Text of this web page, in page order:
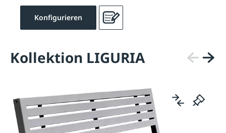
Konfigurieren
Kollektion LIGURIA